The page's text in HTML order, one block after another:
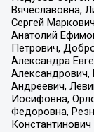
Вячеславовна,
Сергей
Анатолий
Петрович,
Александра
Александрович,
Андреевич,
Иосифовна,
Федоровна,
Константинович